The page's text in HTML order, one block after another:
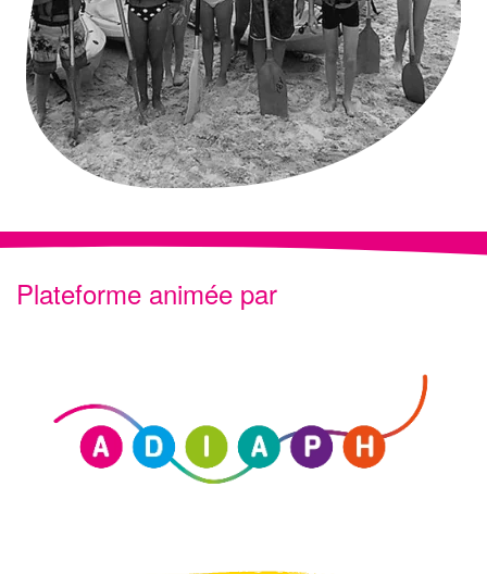
Plateforme animée par